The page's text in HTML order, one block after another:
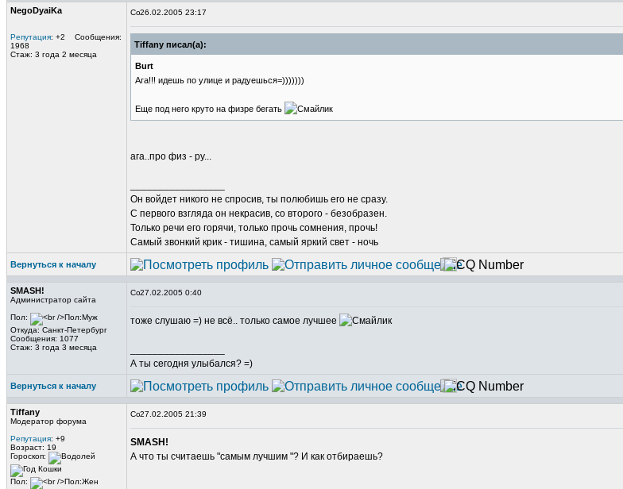
NegoDyaiKa
Репутация: +2 Сообщения:
1968
Стаж: 3 года 2 месяца
26.02.2005 23:17
Tiffany писал(а):
Burt
Ага!!! идешь по улице и радуешься=)))))))
Еще под него круто на физре бегать
ага..про физ - ру...
Он войдет никого не спросив, ты полюбишь его не сразу.
С первого взгляда он некрасив, со второго - безобразен.
Только речи его горячи, только прочь сомнения, прочь!
Самый звонкий крик - тишина, самый яркий свет - ночь
Вернуться к началу
SMASH!
Администратор сайта
Пол:
Откуда: Санкт-Петербург
Сообщения: 1077
Стаж: 3 года 3 месяца
27.02.2005 0:40
тоже слушаю =) не всё.. только самое лучшее
А ты сегодня улыбался? =)
Вернуться к началу
Tiffany
Модератор форума
Репутация: +9
Возраст: 19
Гороскоп:
Пол:
27.02.2005 21:39
SMASH!
А что ты считаешь "самым лучшим "? И как отбираешь?